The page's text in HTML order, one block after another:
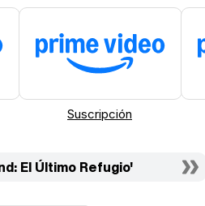
Suscripción
El Último Refugio'